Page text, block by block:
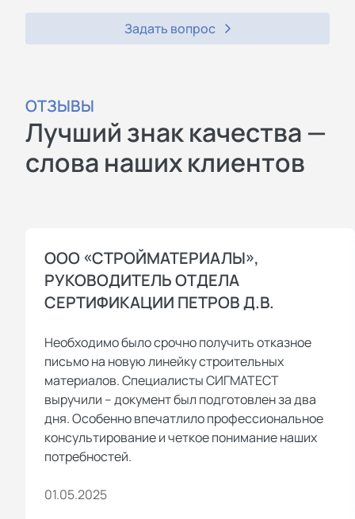
Задать вопрос
ОТЗЫВЫ
Лучший знак качества —
слова наших клиентов
ООО «СТРОЙМАТЕРИАЛЫ»,
РУКОВОДИТЕЛЬ ОТДЕЛА
СЕРТИФИКАЦИИ ПЕТРОВ Д.В.
Необходимо было срочно получить отказное
письмо на новую линейку строительных
материалов. Специалисты СИГМАТЕСТ
выручили – документ был подготовлен за два
дня. Особенно впечатлило профессиональное
консультирование и четкое понимание наших
потребностей.
01.05.2025